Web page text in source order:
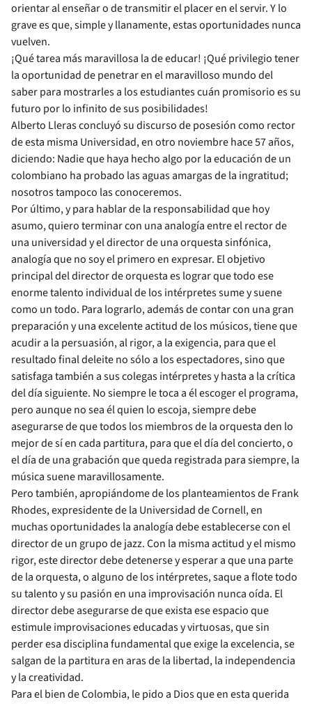
orientar al enseñar o de transmitir el placer en el servir. Y lo
grave es que, simple y llanamente, estas oportunidades nunca
vuelven.
¡Qué tarea más maravillosa la de educar! ¡Qué privilegio tener
la oportunidad de penetrar en el maravilloso mundo del
saber para mostrarles a los estudiantes cuán promisorio es su
futuro por lo infinito de sus posibilidades!
Alberto Lleras concluyó su discurso de posesión como rector
de esta misma Universidad, en otro noviembre hace 57 años,
diciendo: Nadie que haya hecho algo por la educación de un
colombiano ha probado las aguas amargas de la ingratitud;
nosotros tampoco las conoceremos.
Por último, y para hablar de la responsabilidad que hoy
asumo, quiero terminar con una analogía entre el rector de
una universidad y el director de una orquesta sinfónica,
analogía que no soy el primero en expresar. El objetivo
principal del director de orquesta es lograr que todo ese
enorme talento individual de los intérpretes sume y suene
como un todo. Para lograrlo, además de contar con una gran
preparación y una excelente actitud de los músicos, tiene que
acudir a la persuasión, al rigor, a la exigencia, para que el
resultado final deleite no sólo a los espectadores, sino que
satisfaga también a sus colegas intérpretes y hasta a la crítica
del día siguiente. No siempre le toca a él escoger el programa,
pero aunque no sea él quien lo escoja, siempre debe
asegurarse de que todos los miembros de la orquesta den lo
mejor de sí en cada partitura, para que el día del concierto, o
el día de una grabación que queda registrada para siempre, la
música suene maravillosamente.
Pero también, apropiándome de los planteamientos de Frank
Rhodes, expresidente de la Universidad de Cornell, en
muchas oportunidades la analogía debe establecerse con el
director de un grupo de jazz. Con la misma actitud y el mismo
rigor, este director debe detenerse y esperar a que una parte
de la orquesta, o alguno de los intérpretes, saque a flote todo
su talento y su pasión en una improvisación nunca oída. El
director debe asegurarse de que exista ese espacio que
estimule improvisaciones educadas y virtuosas, que sin
perder esa disciplina fundamental que exige la excelencia, se
salgan de la partitura en aras de la libertad, la independencia
y la creatividad.
Para el bien de Colombia, le pido a Dios que en esta querida